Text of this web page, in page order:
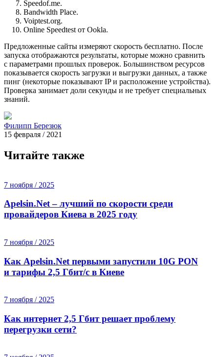
Speedof.me.
Bandwidth Place.
Voiptest.org.
Online Speedtest от Ookla.
Предложенные сайты измеряют скорость бесплатно. После
запуска отображаются результаты, которые можно сравнить
с параметрами прошлых проверок. Большинством ресурсов
показывается скорость загрузки и выгрузки данных, а также
пинг (некоторые показывают IP и расположение устройства).
Проверка занимает доли секунды и не требует специальных
знаний.
Филипп Березюк
15 февраля / 2021
Читайте также
7 ноября / 2025
Apelsin.Net – лучший по скорости среди
провайдеров Киева в 2025 году
7 ноября / 2025
Как Apelsin.Net первыми запустили 10G PON
и тарифы 2,5 Гбит/с в Киеве
7 ноября / 2025
Как интернет 2,5 Гбит решает проблему
перегрузки сети?